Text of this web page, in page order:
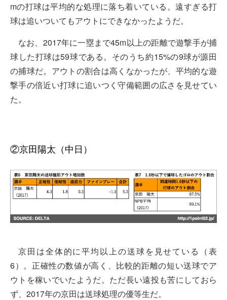
mの打球は平均的な処理に落ち着いている。遠すぎる打
球は追いついてもアウトにできなかったようだ。
なお、2017年に一塁まで45m以上の距離で遊撃手が捕
球した打球は59球である。そのうち約15%の9球が源田
の捕球だ。アウトの割合は高くなかったが、平均的な遊
撃手の倍近い打球に追いつく守備範囲の広さを見せてい
た。
②京田陽太（中日）
京田は全体的に平均以上の送球を見せている（表
6）。正確性の数値が高く、比較的距離の短い送球でア
ウトを稼いでいたようだ。ただ長い遠投も苦にしておら
ず、2017年の京田は送球処理の優等生だ。